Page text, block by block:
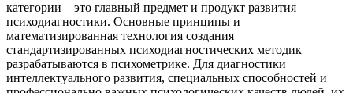
категории – это главный предмет и продукт развития
психодиагностики. Основные принципы и
математизированная технология создания
стандартизированных психодиагностических методик
разрабатываются в психометрике. Для диагностики
интеллектуального развития, специальных способностей и